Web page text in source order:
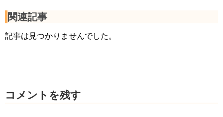
関連記事
記事は見つかりませんでした。
コメントを残す